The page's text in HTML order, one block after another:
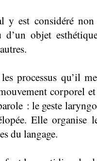
y est considéré
objet
processus qu’il
corporel
: le geste
Elle organise
du langage.